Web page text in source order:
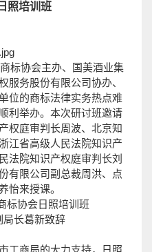
照培训班
标协会主办、国美酒业集
服务股份有限公司协办、
位的商标法律实务热点难
利举办。本次研讨班邀请
权庭审判长周波、北京知
江省高级人民法院知识产
法院知识产权庭审判长刘
有限公司副总裁周洪、点
怡来授课。
局长葛新致辞
工商局的大力支持，日照